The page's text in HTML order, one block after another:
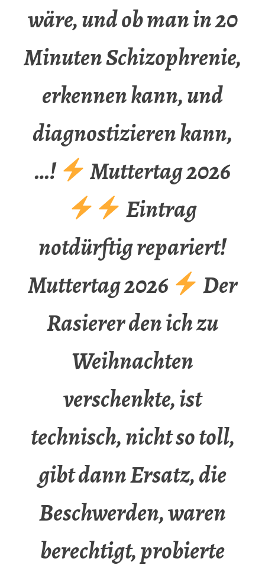
wäre, und ob man in 20
Minuten Schizophrenie,
erkennen kann, und
diagnostizieren kann,
…!
Muttertag 2026
Eintrag
notdürftig repariert!
Muttertag 2026
Der
Rasierer den ich zu
Weihnachten
verschenkte, ist
technisch, nicht so toll,
gibt dann Ersatz, die
Beschwerden, waren
berechtigt, probierte